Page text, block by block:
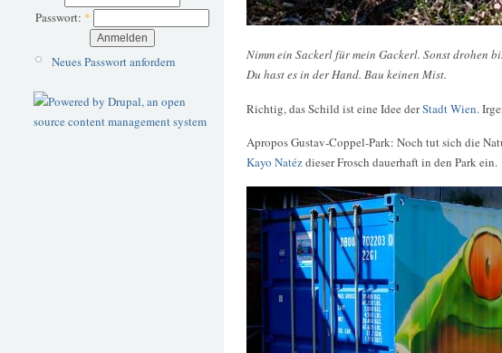
Passwort: *
Neues Passwort anfordern
Nimm ein Sackerl für mein Gackerl. Sonst drohen
Du hast es in der Hand. Bau keinen Mist.
Richtig, das Schild ist eine Idee derStadt Wien.
Apropos Gustav-Coppel-Park: Noch tut sich die
Kayo Natézdieser Frosch dauerhaft in den Park ein.